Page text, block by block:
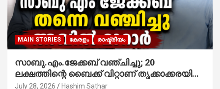
MAIN STORIES കേരളം രാഷ്ട്രീയം
സാബു.എം.ജേക്കബ് വഞ്ചിച്ചു; 20
ലക്ഷത്തിന്റെ ബൈക്ക് വിറ്റാണ് തൃക്കാക്കരയില്‍
മത്സരിച്ചത്! പ്രചാരണത്തിന് രണ്ടേ രണ്ടുപേര്‍
July 28, 2026 Hashim Sathar